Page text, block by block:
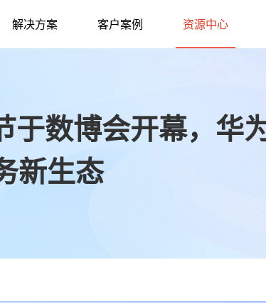
解决方案 客户案例 资源中心
于数博会开幕，华
新生态